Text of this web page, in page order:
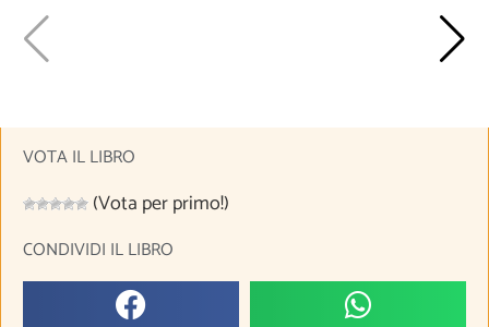
VOTA IL LIBRO
(Vota per primo!)
CONDIVIDI IL LIBRO